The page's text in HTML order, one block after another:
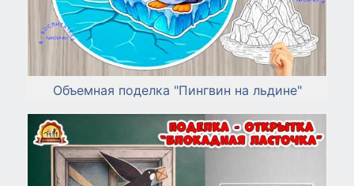
Объемная поделка "Пингвин на льдине"